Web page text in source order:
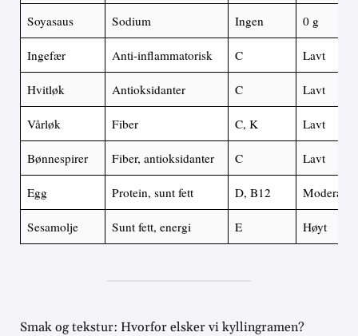
Soyasaus Sodium Ingen 0 g
Ingefær Anti-inflammatorisk C Lavt
Hvitløk Antioksidanter C Lavt
Vårløk Fiber C, K Lavt
Bønnespirer Fiber, antioksidanter C Lavt
Egg Protein, sunt fett D, B12 Moderat
Sesamolje Sunt fett, energi E Høyt
Smak og tekstur: Hvorfor elsker vi kyllingramen?